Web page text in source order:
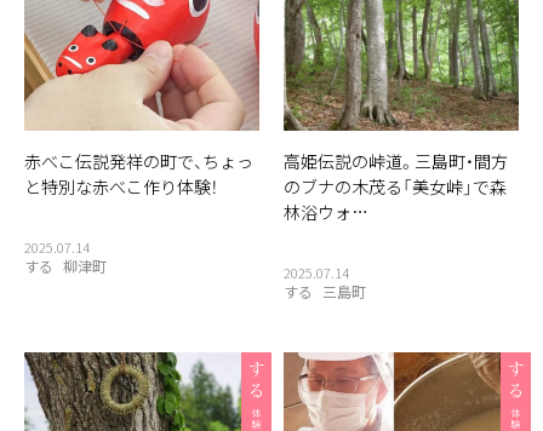
赤べこ伝説発祥の町で、ちょっ
と特別な赤べこ作り体験！
2025.07.14
する 柳津町
高姫伝説の峠道。三島町・間方
のブナの木茂る「美女峠」で森
林浴ウォ…
2025.07.14
する 三島町